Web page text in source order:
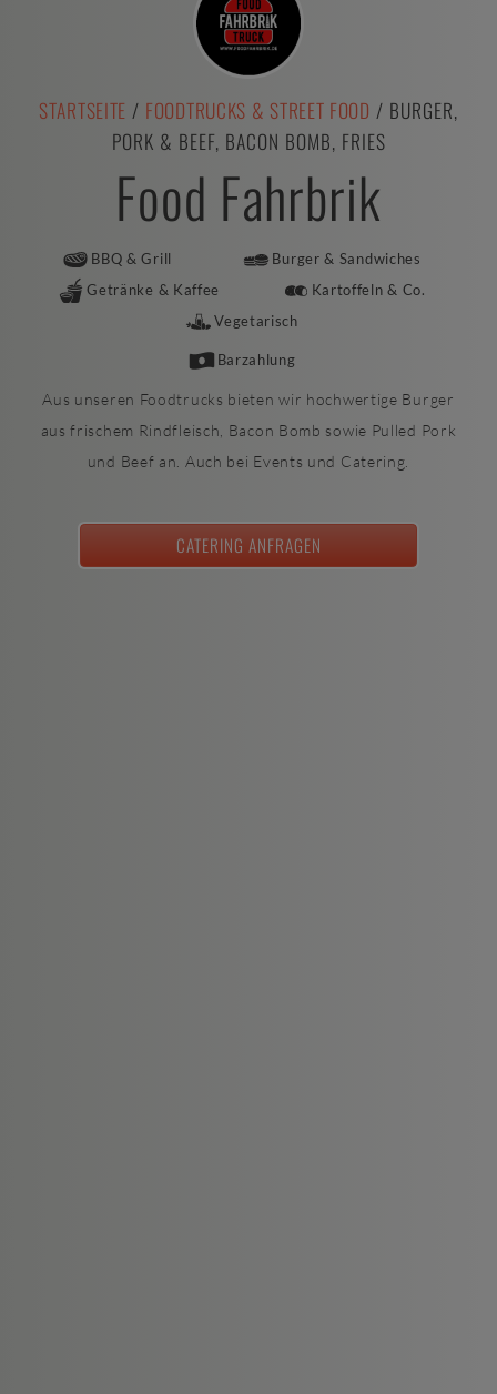
STARTSEITE / FOODTRUCKS & STREET FOOD / BURGER,
PORK & BEEF, BACON BOMB, FRIES
Food Fahrbrik
BBQ & Grill
Burger & Sandwiches
Getränke & Kaffee
Kartoffeln & Co.
Vegetarisch
Barzahlung
Aus unseren Foodtrucks bieten wir hochwertige Burger
aus frischem Rindfleisch, Bacon Bomb sowie Pulled Pork
und Beef an. Auch bei Events und Catering.
CATERING ANFRAGEN